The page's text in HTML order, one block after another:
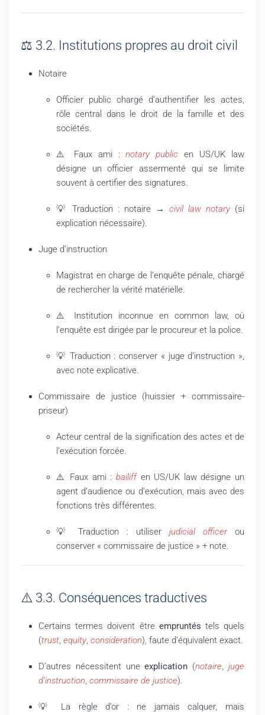
⚖️ 3.2. Institutions propres au droit civil
Notaire
Officier public chargé d’authentifier les actes,
rôle central dans le droit de la famille et des
sociétés.
⚠️ Faux ami :notary public en US/UK law
désigne un officier assermenté qui se limite
souvent à certifier des signatures.
💡 Traduction : notaire → civil law notary (si
explication nécessaire).
Juge d’instruction
Magistrat en charge de l’enquête pénale, chargé
de rechercher la vérité matérielle.
⚠️ Institution inconnue en common law, où
l’enquête est dirigée par le procureur et la police.
💡 Traduction : conserver « juge d’instruction »,
avec note explicative.
Commissaire de justice (huissier + commissaire-
priseur)
Acteur central de la signification des actes et de
l’exécution forcée.
⚠️ Faux ami : bailiffen US/UK law désigne un
agent d’audience ou d’exécution, mais avec des
fonctions très différentes.
💡 Traduction : utiliser judicial officerou
conserver « commissaire de justice » + note.
⚠️ 3.3. Conséquences traductives
Certains termes doivent être empruntés tels quels
(trust, equity, consideration), faute d’équivalent exact.
D’autres nécessitent uneexplication (notaire,juge
d’instruction, commissaire de justice).
💡 La règle d’or : ne jamais calquer, mais